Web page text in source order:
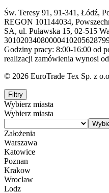
Św. Teresy 91, 91-341, Łódź,
REGON 101144034,
SA, ul. Puławska 15, 02-515
Godziny pracy: 8:00-16:00 od
realizacji zamówienia wynosi
© 2026 EuroTrade Tex Sp. z
Filtry
Wybierz miasta
Wybierz miasta
Założenia
Warszawa
Katowice
Poznan
Krakow
Wroclaw
Lodz